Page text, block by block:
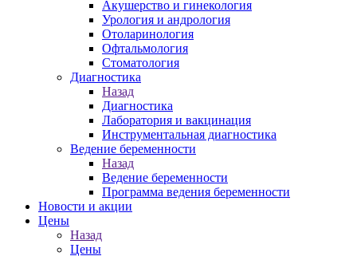
Акушерство и гинекология
Урология и андрология
Отоларинология
Офтальмология
Стоматология
Диагностика
Назад
Диагностика
Лаборатория и вакцинация
Инструментальная диагностика
Ведение беременности
Назад
Ведение беременности
Программа ведения беременности
Новости и акции
Цены
Назад
Цены